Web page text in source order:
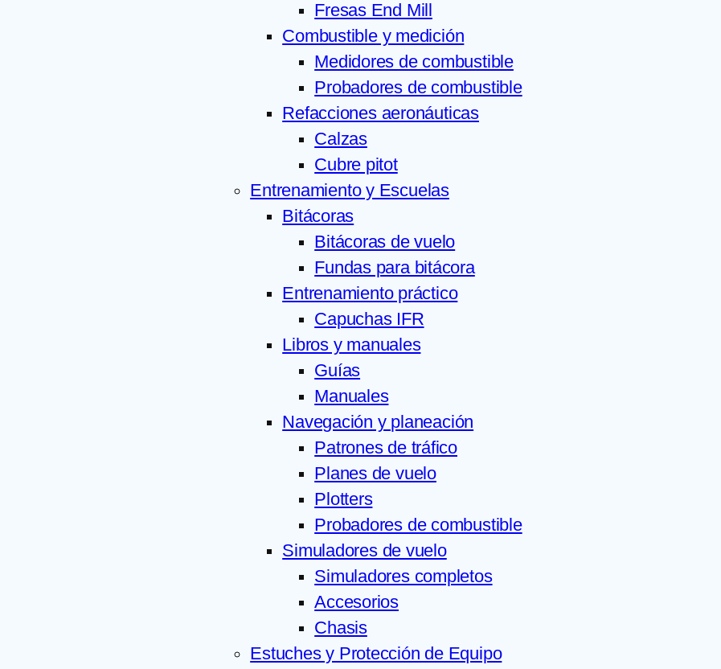
Fresas End Mill
Combustible y medición
Medidores de combustible
Probadores de combustible
Refacciones aeronáuticas
Calzas
Cubre pitot
Entrenamiento y Escuelas
Bitácoras
Bitácoras de vuelo
Fundas para bitácora
Entrenamiento práctico
Capuchas IFR
Libros y manuales
Guías
Manuales
Navegación y planeación
Patrones de tráfico
Planes de vuelo
Plotters
Probadores de combustible
Simuladores de vuelo
Simuladores completos
Accesorios
Chasis
Estuches y Protección de Equipo